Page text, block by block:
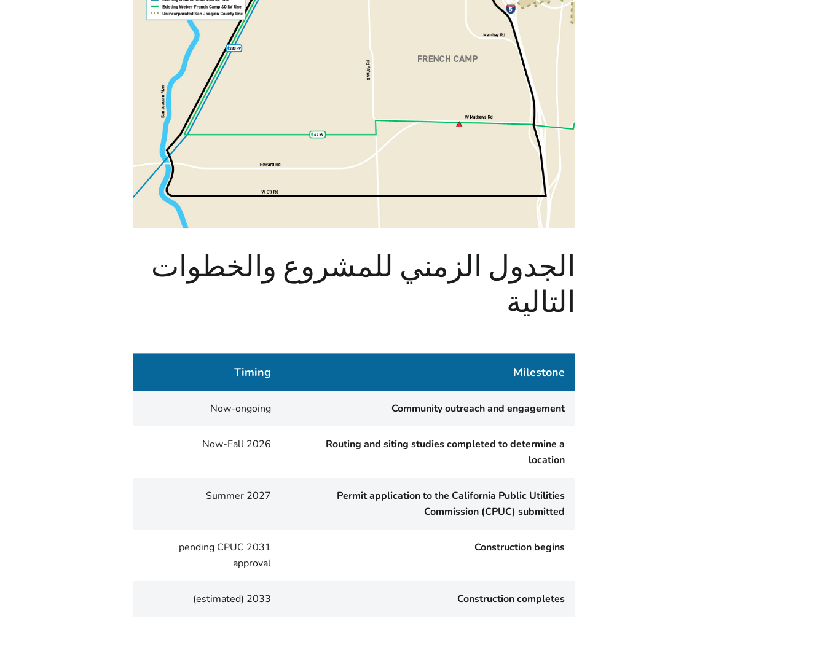
الجدول الزمني للمشروع والخطوات
التالية
Milestone
Timing
Community outreach and engagement
Now-ongoing
Routing and siting studies completed to determine a
location
Now-Fall 2026
Permit application to the California Public Utilities
Commission (CPUC) submitted
Summer 2027
Construction begins
2031 pending CPUC
approval
Construction completes
2033 (estimated)